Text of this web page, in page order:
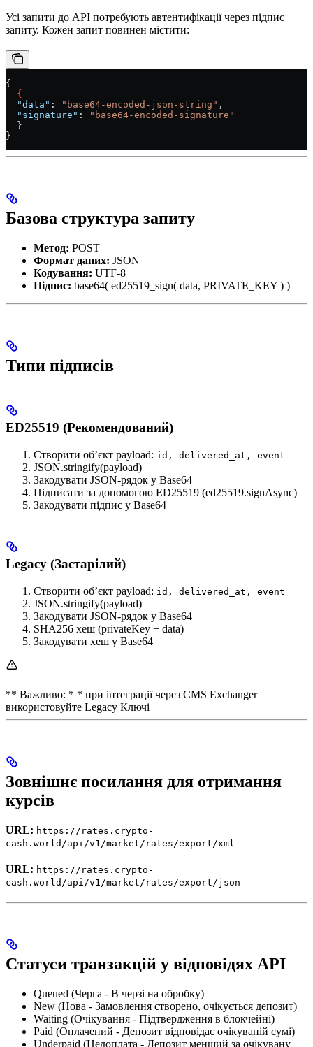
Усі запити до API потребують автентифікації через підпис
запиту. Кожен запит повинен містити:
{
  {
  "data"
: "base64-encoded-json-string" ,
  "signature"
:
"base64-encoded-signature"
  }
}
Базова структура запиту
Метод: POST
Формат даних: JSON
Кодування: UTF-8
Підпис: base64( ed25519_sign( data, PRIVATE_KEY ) )
Типи підписів
ED25519 (Рекомендований)
Створити об’єкт payload: id, delivered_at, event
JSON.stringify(payload)
Закодувати JSON-рядок у Base64
Підписати за допомогою ED25519 (ed25519.signAsync)
Закодувати підпис у Base64
Legacy (Застарілий)
Створити об’єкт payload: id, delivered_at, event
JSON.stringify(payload)
Закодувати JSON-рядок у Base64
SHA256 хеш (privateKey + data)
Закодувати хеш у Base64
** Важливо: * * при інтеграції через CMS Exchanger
використовуйте Legacy Ключі
Зовнішнє посилання для отримання
курсів
URL: https://rates.crypto-
cash.world/api/v1/market/rates/export/xml
URL: https://rates.crypto-
cash.world/api/v1/market/rates/export/json
Статуси транзакцій у відповідях API
Queued (Черга - В черзі на обробку)
New (Нова - Замовлення створено, очікується депозит)
Waiting (Очікування - Підтвердження в блокчейні)
Paid (Оплачений - Депозит відповідає очікуваній сумі)
Underpaid (Недоплата - Депозит менший за очікувану